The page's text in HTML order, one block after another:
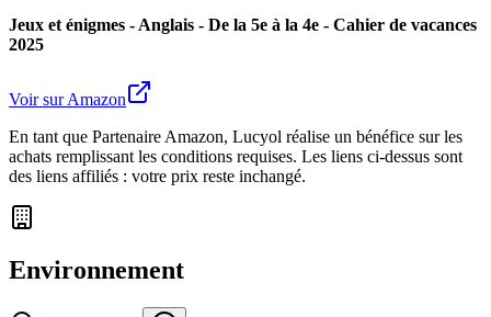
Jeux et énigmes - Anglais - De la 5e à la 4e - Cahier de vacances
2025
Voir sur Amazon
En tant que Partenaire Amazon, Lucyol réalise un bénéfice sur les
achats remplissant les conditions requises. Les liens ci-dessus sont
des liens affiliés : votre prix reste inchangé.
Environnement